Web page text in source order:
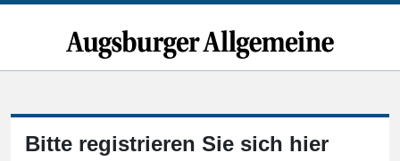
Bitte registrieren Sie sich hier